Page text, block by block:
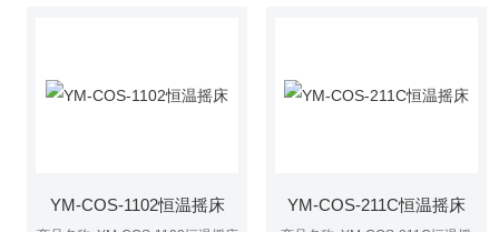
YM-COS-1102恒温摇床 YM-COS-211C恒温摇床